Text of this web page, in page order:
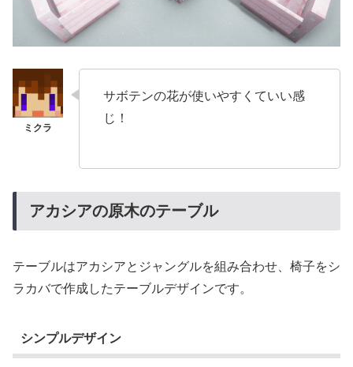
サボテンの花が使いやすくていい感
じ！
アカシアの原木のテーブル
テーブルはアカシアとジャングルを組み合わせ、椅子をシ
ラカバで作成したテーブルデザインです。
シンプルデザイン